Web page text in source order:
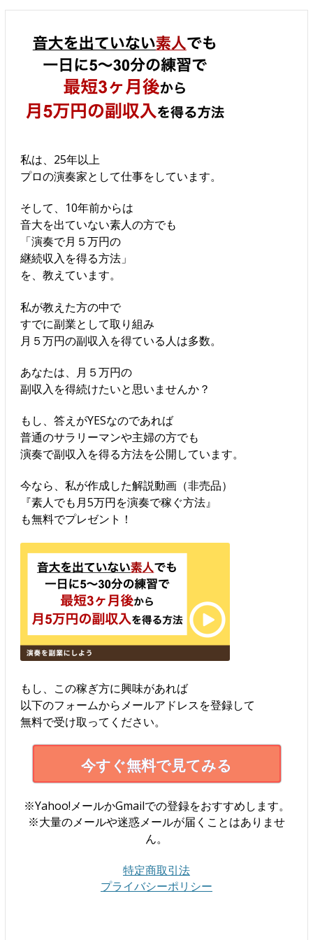
私は、25年以上
プロの演奏家として仕事をしています。
そして、10年前からは
音大を出ていない素人の方でも
「演奏で月５万円の
継続収入を得る方法」
を、教えています。
私が教えた方の中で
すでに副業として取り組み
月５万円の副収入を得ている人は多数。
あなたは、月５万円の
副収入を得続けたいと思いませんか？
もし、答えがYESなのであれば
普通のサラリーマンや主婦の方でも
演奏で副収入を得る方法を公開しています。
今なら、私が作成した解説動画（非売品）
『素人でも月5万円を演奏で稼ぐ方法』
も無料でプレゼント！
もし、この稼ぎ方に興味があれば
以下のフォームからメールアドレスを登録して
無料で受け取ってください。
今すぐ無料で見てみる
※Yahoo!メールかGmailでの登録をおすすめします。
※大量のメールや迷惑メールが届くことはありませ
ん。
特定商取引法
プライバシーポリシー